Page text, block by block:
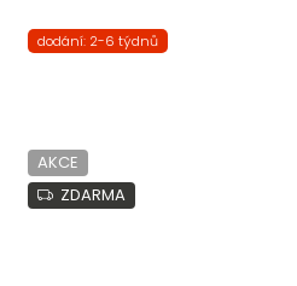
dodání: 2-6 týdnů
AKCE
ZDARMA